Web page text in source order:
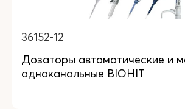
36152-12
Дозаторы автоматические и
одноканальные BIOHIT